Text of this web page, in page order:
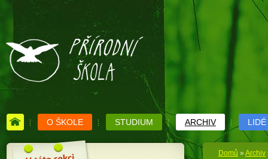
O ŠKOLE STUDIUM ARCHIV LIDÉ
Domů » Archiv